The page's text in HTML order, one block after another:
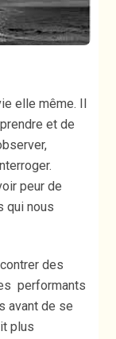
elle même. Il
et de
peur de
qui nous
des
performants
avant de se
plus